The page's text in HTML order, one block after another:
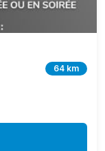
64 km